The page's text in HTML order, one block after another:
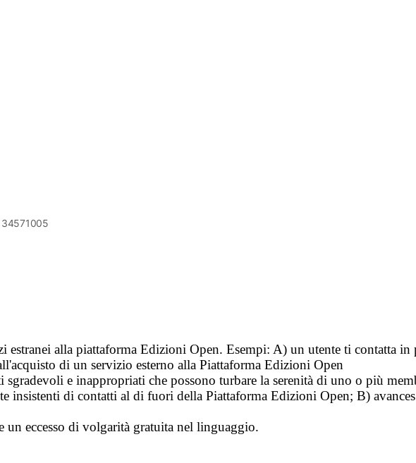
alla piattaforma Edizioni Open. Esempi: A) un utente ti contatta
di un servizio esterno alla Piattaforma Edizioni Open
sgradevoli e inappropriati che possono turbare la serenità di uno o più
insistenti di contatti al di fuori della Piattaforma Edizioni Open; B)
un eccesso di volgarità gratuita nel linguaggio.